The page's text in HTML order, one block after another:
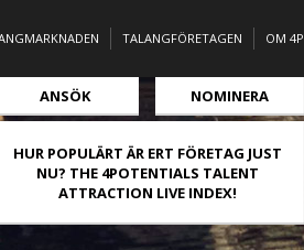
TALANGFÖRETAGEN OM 4P
ANSÖK NOMINERA
HUR POPULÄRT ÄR ERT FÖRETAG JUST
NU? THE 4POTENTIALS TALENT
ATTRACTION LIVE INDEX!